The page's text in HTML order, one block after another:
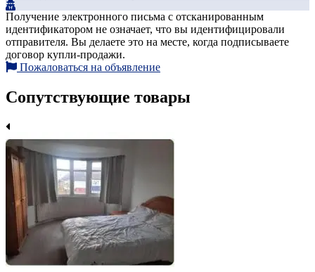
Получение электронного письма с отсканированным
идентификатором не означает, что вы идентифицировали
отправителя. Вы делаете это на месте, когда подписываете
договор купли-продажи.
Пожаловаться на объявление
Сопутствующие товары